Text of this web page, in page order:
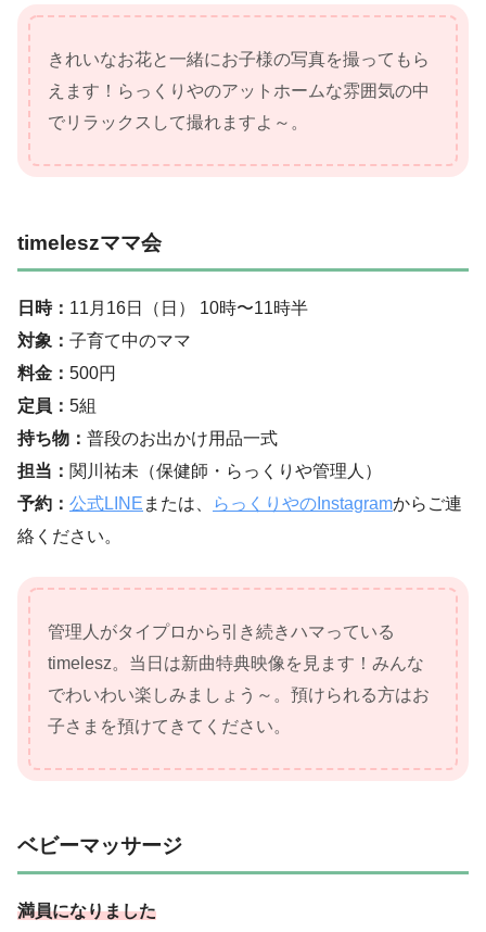
きれいなお花と一緒にお子様の写真を撮ってもら
えます！らっくりやのアットホームな雰囲気の中
でリラックスして撮れますよ～。
timeleszママ会
日時： 11月16日（日） 10時〜11時半
対象： 子育て中のママ
料金： 500円
定員： 5組
持ち物： 普段のお出かけ用品一式
担当： 関川祐未（保健師・らっくりや管理人）
予約： 公式LINE または、 らっくりやのInstagramからご連
絡ください。
管理人がタイプロから引き続きハマっている
timelesz。当日は新曲特典映像を見ます！みんな
でわいわい楽しみましょう～。預けられる方はお
子さまを預けてきてください。
ベビーマッサージ
満員になりました